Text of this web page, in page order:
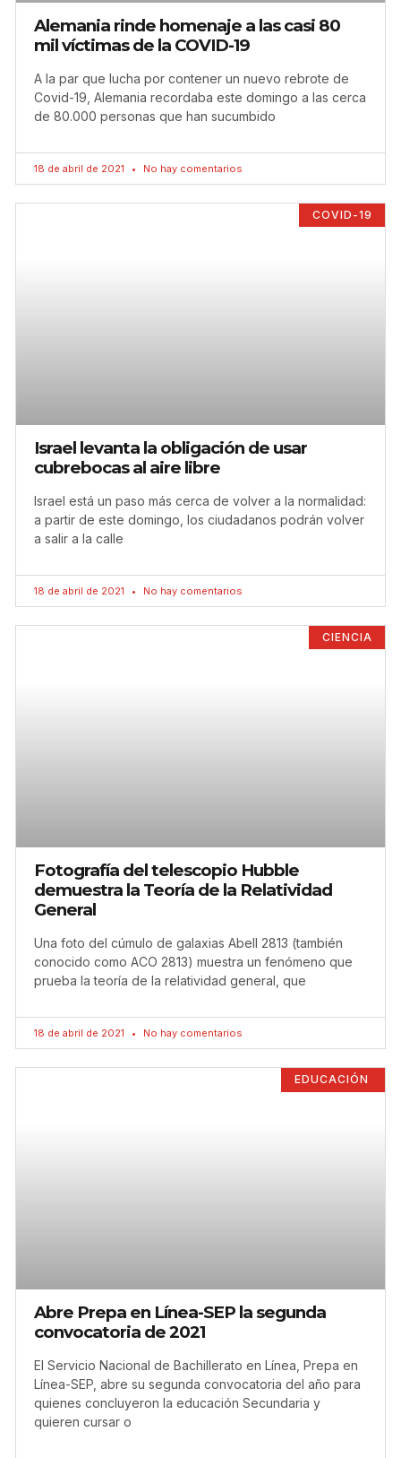
Alemania rinde homenaje a las casi 80
mil víctimas de la COVID-19
A la par que lucha por contener un nuevo rebrote de
Covid-19, Alemania recordaba este domingo a las cerca
de 80.000 personas que han sucumbido
18 de abril de 2021 No hay comentarios
COVID-19
Israel levanta la obligación de usar
cubrebocas al aire libre
Israel está un paso más cerca de volver a la normalidad:
a partir de este domingo, los ciudadanos podrán volver
a salir a la calle
18 de abril de 2021 No hay comentarios
CIENCIA
Fotografía del telescopio Hubble
demuestra la Teoría de la Relatividad
General
Una foto del cúmulo de galaxias Abell 2813 (también
conocido como ACO 2813) muestra un fenómeno que
prueba la teoría de la relatividad general, que
18 de abril de 2021 No hay comentarios
EDUCACIÓN
Abre Prepa en Línea-SEP la segunda
convocatoria de 2021
El Servicio Nacional de Bachillerato en Línea, Prepa en
Línea-SEP, abre su segunda convocatoria del año para
quienes concluyeron la educación Secundaria y
quieren cursar o